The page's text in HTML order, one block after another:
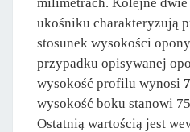
ukośniku charakteryzują
stosunek wysokości
przypadku opisywanej
wysokość profilu wynosi
wysokość boku stanowi
Ostatnią wartością jest